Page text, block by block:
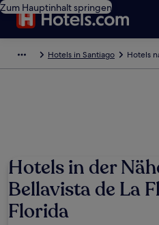
Zum Hauptinhalt springen
Hotels in Santiago Hotels
Hotels in der
Bellavista de La
Florida